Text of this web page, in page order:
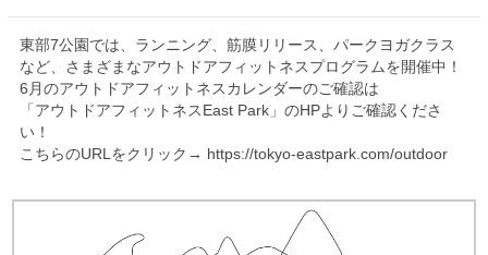
東部7公園では、ランニング、筋膜リリース、パークヨガクラス
など、さまざまなアウトドアフィットネスプログラムを開催中！
6月のアウトドアフィットネスカレンダーのご確認は
「アウトドアフィットネスEast Park」のHPよりご確認くださ
い！
こちらのURLをクリック→ https://tokyo-eastpark.com/outdoor